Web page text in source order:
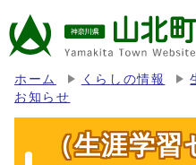
ホーム くらしの情報
お知らせ
（生涯学